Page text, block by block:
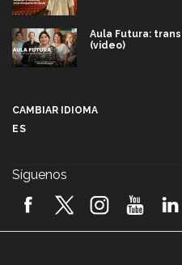
Aula Futura:
(video)
2026! (video)
CAMBIAR IDIOMA
ES
Síguenos